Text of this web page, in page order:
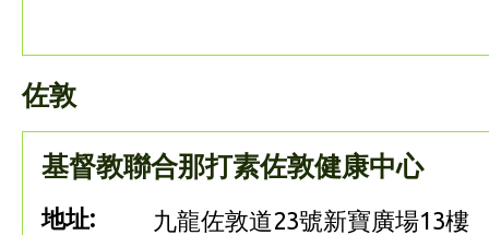
佐敦
基督教聯合那打素佐敦健康中心
地址:
九龍佐敦道23號新寶廣場13樓